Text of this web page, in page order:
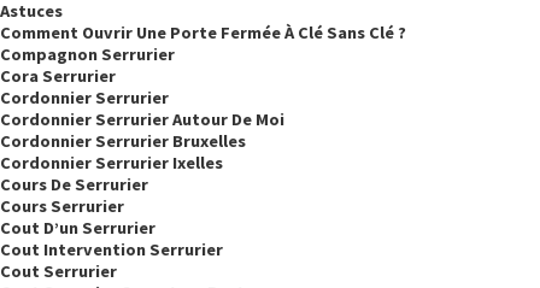
Astuces
Comment Ouvrir Une Porte Fermée À Clé Sans Clé ?
Compagnon Serrurier
Cora Serrurier
Cordonnier Serrurier
Cordonnier Serrurier Autour De Moi
Cordonnier Serrurier Bruxelles
Cordonnier Serrurier Ixelles
Cours De Serrurier
Cours Serrurier
Cout D’un Serrurier
Cout Intervention Serrurier
Cout Serrurier